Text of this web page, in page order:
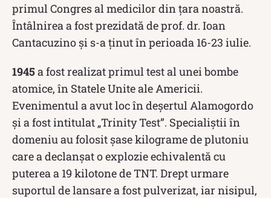
primul Congres al medicilor din țara noastră.
Întâlnirea a fost prezidată de prof. dr. Ioan
Cantacuzino și s-a ținut în perioada 16-23 iulie.
1945 a fost realizat primul test al unei bombe
atomice, în Statele Unite ale Americii.
Evenimentul a avut loc în deșertul Alamogordo
și a fost intitulat „Trinity Test”. Specialiștii în
domeniu au folosit șase kilograme de plutoniu
care a declanșat o explozie echivalentă cu
puterea a 19 kilotone de TNT. Drept urmare
suportul de lansare a fost pulverizat, iar nisipul,